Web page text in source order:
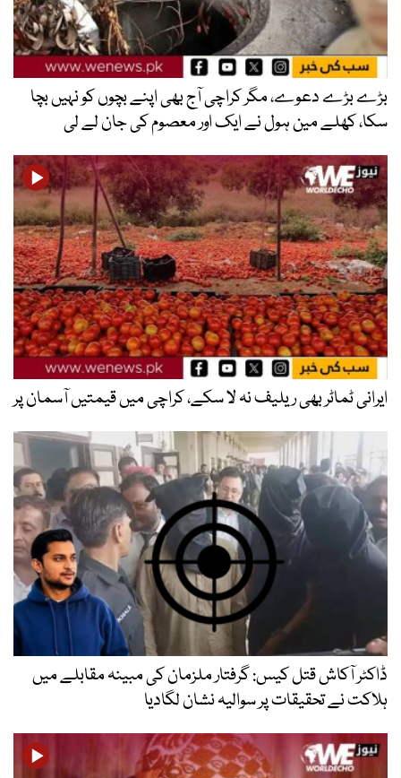
بڑے بڑے دعوے، مگر کراچی آج بھی اپنے بچوں کو نہیں بچا
سکا، کھلے مین ہول نے ایک اور معصوم کی جان لے لی
ایرانی ٹماٹر بھی ریلیف نہ لا سکے، کراچی میں قیمتیں آسمان پر
ڈاکٹر آکاش قتل کیس: گرفتار ملزمان کی مبینہ مقابلے میں
ہلاکت نے تحقیقات پر سوالیہ نشان لگادیا